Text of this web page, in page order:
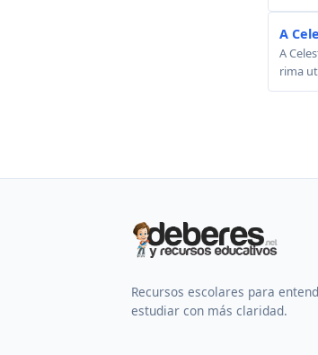
A
A
rima
Recursos escolares para
estudiar con más claridad.